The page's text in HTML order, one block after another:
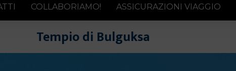
COLLABORIAMO! ASSICURAZIONI VIAGGIO
Tempio di Bulguksa